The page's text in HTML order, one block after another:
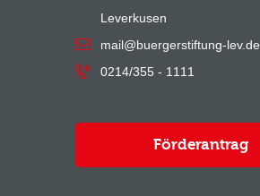
Leverkusen
mail@buergerstiftung-lev.de
0214/355 - 1111
Förderantrag